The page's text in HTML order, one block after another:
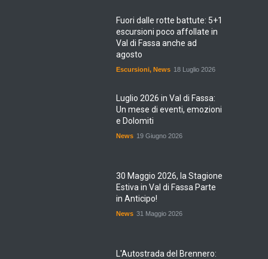
Fuori dalle rotte battute: 5+1
escursioni poco affollate in
Val di Fassa anche ad
agosto
Escursioni, News 18 Luglio 2026
Luglio 2026 in Val di Fassa:
Un mese di eventi, emozioni
e Dolomiti
News 19 Giugno 2026
30 Maggio 2026, la Stagione
Estiva in Val di Fassa Parte
in Anticipo!
News 31 Maggio 2026
L'Autostrada del Brennero: